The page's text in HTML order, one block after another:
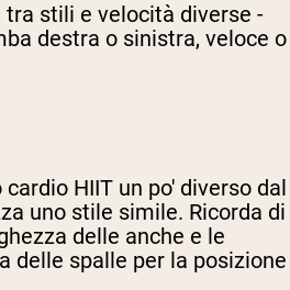
stili e velocità diverse -
destra o sinistra, veloce o
HIIT un po' diverso dal
uno stile simile. Ricorda di
delle anche e le
delle spalle per la posizione